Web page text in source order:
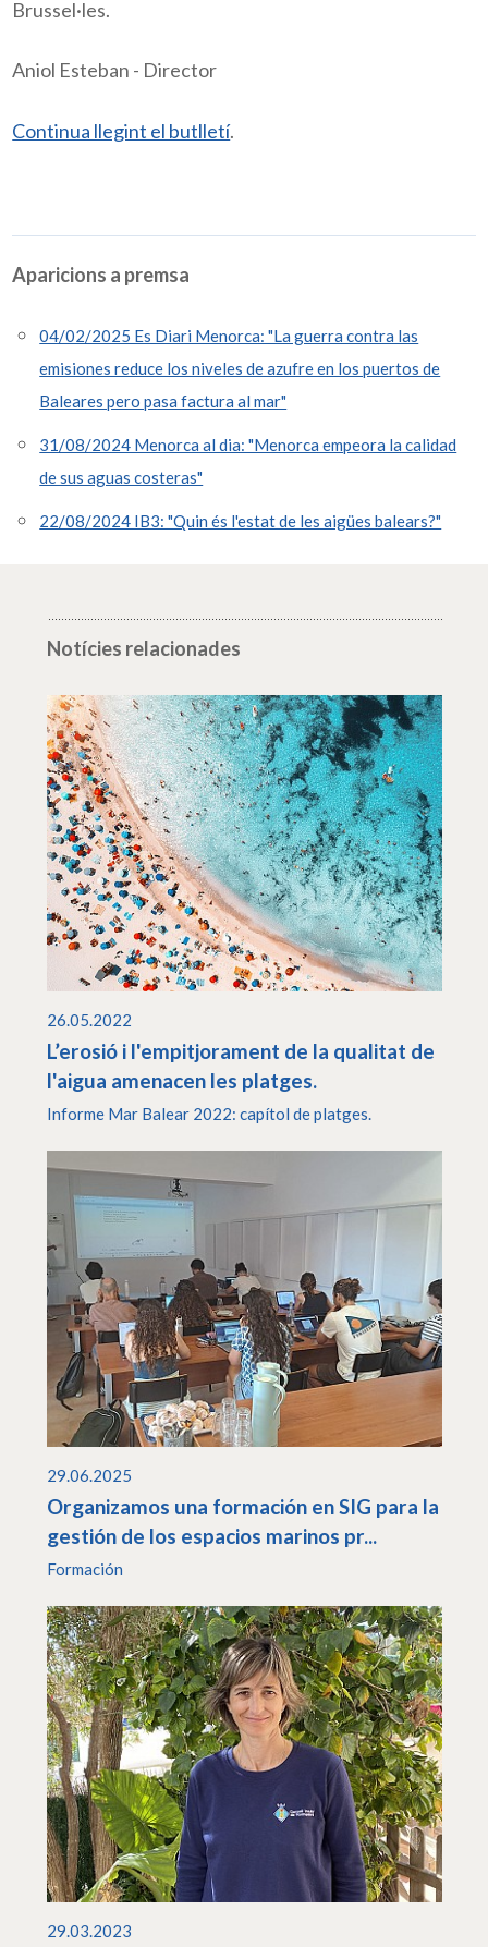
Brussel·les.
Aniol Esteban - Director
Continua llegint el butlletí.
Aparicions a premsa
04/02/2025 Es Diari Menorca: "La guerra contra las
emisiones reduce los niveles de azufre en los puertos de
Baleares pero pasa factura al mar"
31/08/2024 Menorca al dia: "Menorca empeora la calidad
de sus aguas costeras"
22/08/2024 IB3: "Quin és l'estat de les aigües balears?"
Notícies relacionades
26.05.2022
L’erosió i l'empitjorament de la qualitat de
l'aigua amenacen les platges.
Informe Mar Balear 2022: capítol de platges.
29.06.2025
Organizamos una formación en SIG para la
gestión de los espacios marinos pr...
Formación
29.03.2023